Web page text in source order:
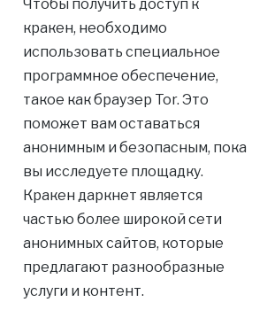
Чтобы получить доступ к
кракен, необходимо
использовать специальное
программное обеспечение,
такое как браузер Tor. Это
поможет вам оставаться
анонимным и безопасным, пока
вы исследуете площадку.
Кракен даркнет является
частью более широкой сети
анонимных сайтов, которые
предлагают разнообразные
услуги и контент.